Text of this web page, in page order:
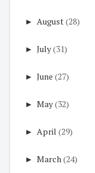
► August(28)
► July(31)
► June (27)
► May(32)
► April (29)
► March (24)